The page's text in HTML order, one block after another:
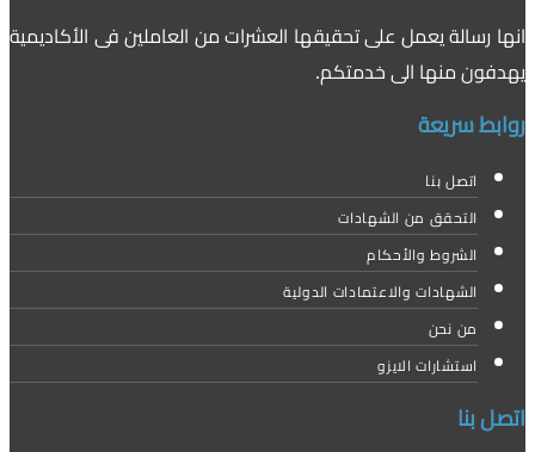
انها رسالة يعمل على تحقيقها العشرات من العاملين فى الأكاديمية
يهدفون منها الى خدمتكم.
روابط سريعة
اتصل بنا
التحقق من الشهادات
الشروط والأحكام
الشهادات والاعتمادات الدولية
من نحن
استشارات الايزو
اتصل بنا